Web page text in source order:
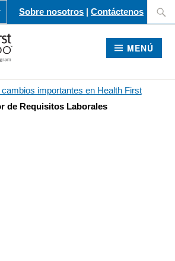
Sobre nosotros Contáctenos
MENÚ
importantes en Health First
de Requisitos Laborales